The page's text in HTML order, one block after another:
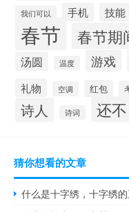
我们可以 手机 技能
春节 春节期
汤圆 温度 游戏
礼物 空调 红包
诗人 诗词 还不
猜你想看的文章
什么是十字绣，十字绣